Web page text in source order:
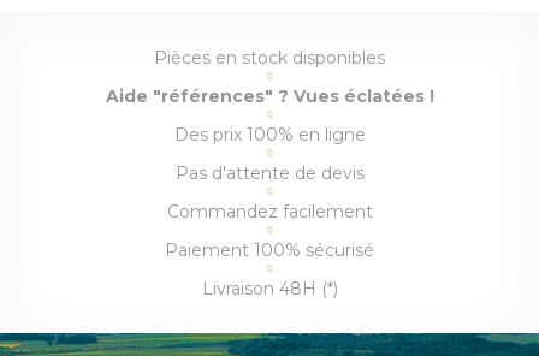
Pièces en stock disponibles
Aide "références" ? Vues éclatées !
Des prix 100% en ligne
Pas d'attente de devis
Commandez facilement
Paiement 100% sécurisé
Livraison 48H (*)